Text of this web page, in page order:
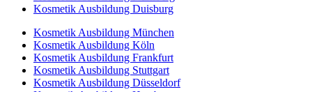
Kosmetik Ausbildung Duisburg
Kosmetik Ausbildung München
Kosmetik Ausbildung Köln
Kosmetik Ausbildung Frankfurt
Kosmetik Ausbildung Stuttgart
Kosmetik Ausbildung Düsseldorf